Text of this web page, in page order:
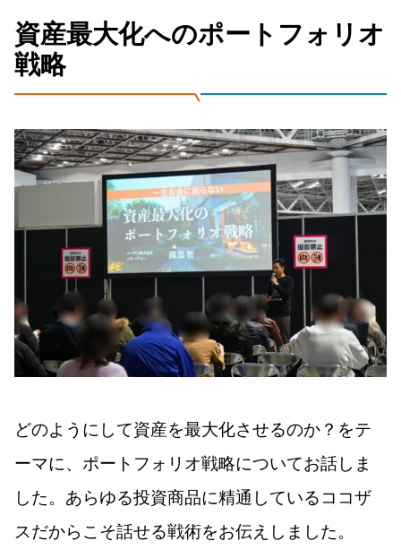
資産最大化へのポートフォリオ
戦略
どのようにして資産を最大化させるのか？をテ
ーマに、ポートフォリオ戦略についてお話しま
した。あらゆる投資商品に精通しているココザ
スだからこそ話せる戦術をお伝えしました。